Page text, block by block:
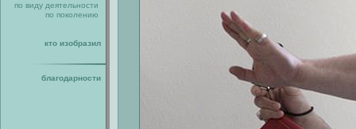
по виду деятельности
по поколению
кто изобразил
благодарности